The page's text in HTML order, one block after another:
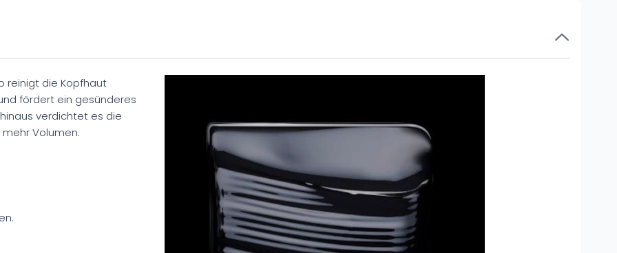
reinigt die Kopfhaut
fördert ein gesünderes
verdichtet es die
Volumen.